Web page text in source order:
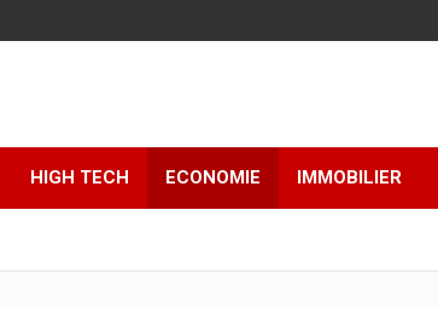
HIGH TECH ECONOMIE IMMOBILIER